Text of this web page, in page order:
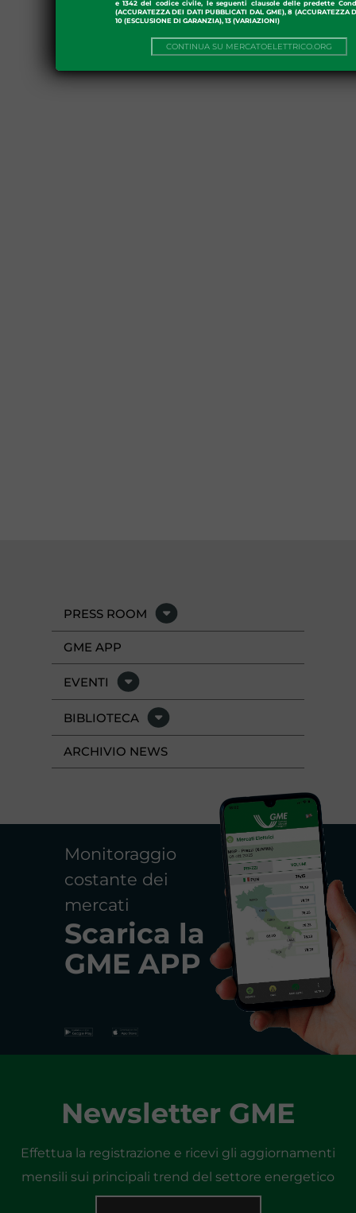
e 1342 del codice civile, le seguenti clausole delle predette
(ACCURATEZZA DEI DATI PUBBLICATI DAL GME), 8 (ACCURATEZZA
10 (ESCLUSIONE DI GARANZIA), 13 (VARIAZIONI)
CONTINUA SU MERCATOELETTRICO.ORG
PRESS ROOM
GME APP
EVENTI
BIBLIOTECA
ARCHIVIO NEWS
Monitoraggio
costante dei
mercati
Scarica la
GME APP
Newsletter GME
Effettua la registrazione e ricevi gli aggiornamenti
mensili sui principali trend del settore energetico